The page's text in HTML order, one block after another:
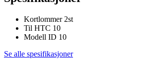
Kortlommer 2st
Til HTC 10
Modell ID 10
Se alle spesifikasjoner